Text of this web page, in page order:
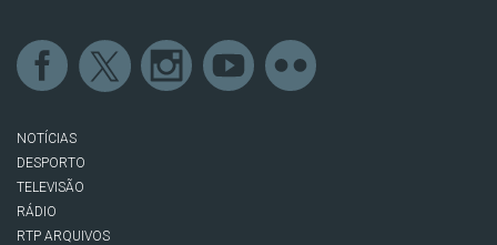
NOTÍCIAS
DESPORTO
TELEVISÃO
RÁDIO
RTP ARQUIVOS